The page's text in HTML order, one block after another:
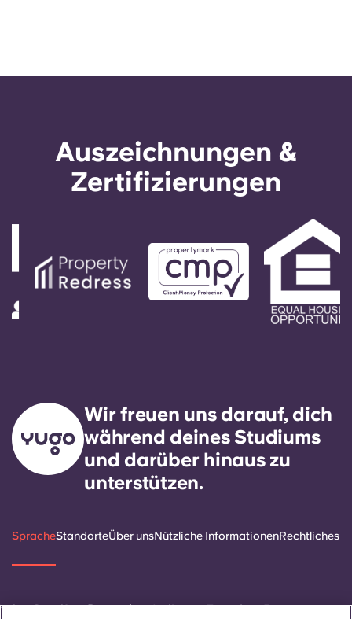
Auszeichnungen &
Zertifizierungen
Wir freuen uns darauf, dich
während deines Studiums
und darüber hinaus zu
unterstützen.
SpracheStandorteÜber unsNützliche InformationenRechtliches
Català Deutsch Italian French Portuguese